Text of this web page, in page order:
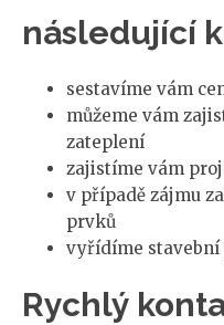
následující
sestavíme vám
můžeme vám
zateplení
zajistíme vám
v případě zájmu
prvků
vyřídíme
Rychlý